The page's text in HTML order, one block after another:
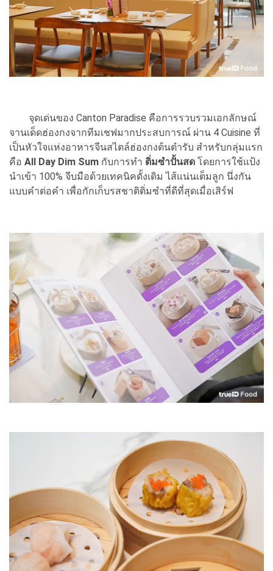
จุดเด่นของ Canton Paradise คือการรวบรวมเอกลักษณ์
จานเด็ดฮ่องกงจากทีมเชฟมากประสบการณ์ ผ่าน 4 Cuisine ที่
เป็นหัวใจแห่งอาหารจีนสไตล์ฮ่องกงต้นตำรับ สำหรับกลุ่มแรก
คือ All Day Dim Sum กับการทำ ติ่มซำปั้นสด โดยการใช้แป้ง
นำเข้า 100% จีบมือด้วยเทคนิคดั้งเดิม ไส้แน่นเต็มลูก นึ่งกัน
แบบคำต่อคำ เพื่อกักเก็บรสชาติติ่มซำที่ดีที่สุดเมื่อเสิร์ฟ